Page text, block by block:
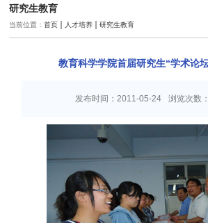
研究生教育
当前位置：首页 人才培养 研究生教育
教育科学学院首届研究生“学术论
发布时间：2011-05-24 浏览次数：